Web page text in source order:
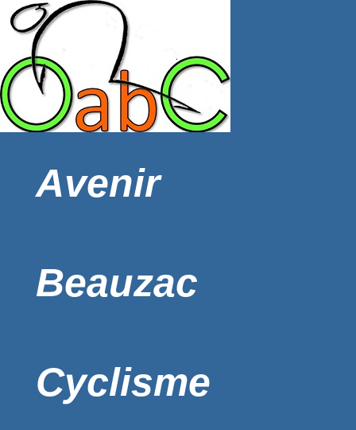
Avenir
Beauzac
Cyclisme